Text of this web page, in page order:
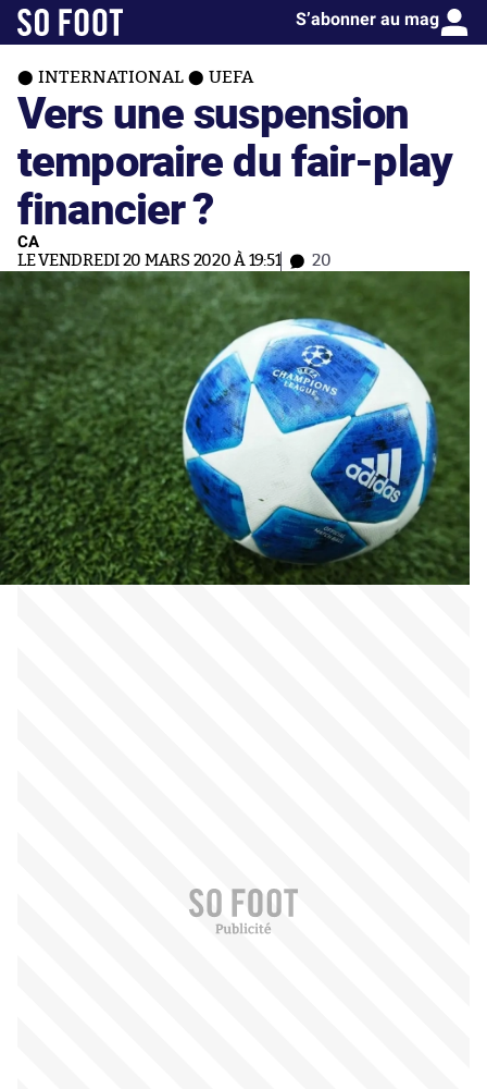
S’abonner au mag
INTERNATIONAL UEFA
Vers une suspension
temporaire du fair-play
financier ?
CA
LE VENDREDI 20 MARS 2020 À 19:51 20